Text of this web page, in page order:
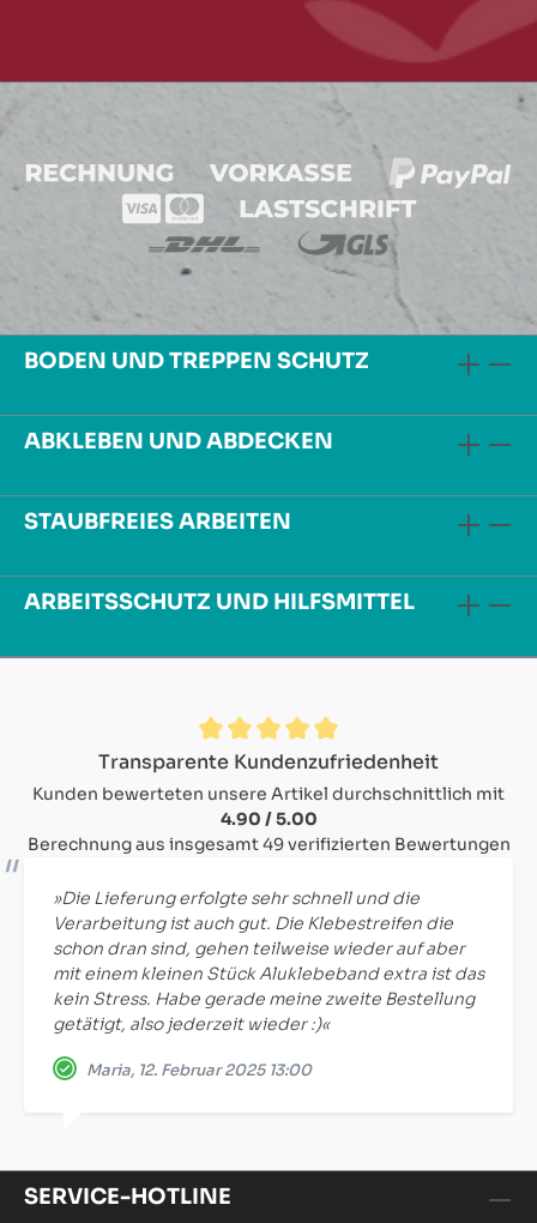
BODEN UND TREPPEN SCHUTZ
ABKLEBEN UND ABDECKEN
STAUBFREIES ARBEITEN
ARBEITSSCHUTZ UND HILFSMITTEL
Durchschnittliche Bewertung von 4.9 von 5 Sternen
Transparente Kundenzufriedenheit
Kunden bewerteten unsere Artikel durchschnittlich mit
4.90 / 5.00
Berechnung aus insgesamt 49 verifizierten Bewertungen
»Die Lieferung erfolgte sehr schnell und die
Verarbeitung ist auch gut. Die Klebestreifen die
schon dran sind, gehen teilweise wieder auf aber
mit einem kleinen Stück Aluklebeband extra ist das
kein Stress. Habe gerade meine zweite Bestellung
getätigt, also jederzeit wieder :)«
Maria, 12. Februar 2025 13:00
SERVICE-HOTLINE